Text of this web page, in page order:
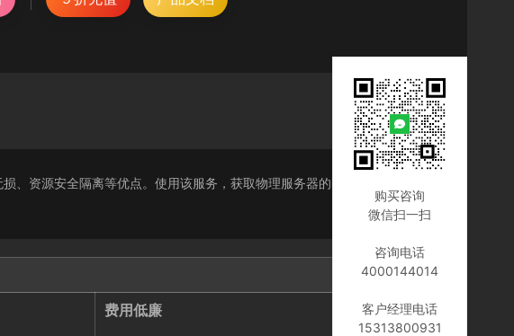
资源安全隔离等优点。使用该服务，获取物理服务器的时间将缩短至分钟
费用低廉
购买咨询
微信扫一扫
咨询电话
4000144014
客户经理电话
15313800931